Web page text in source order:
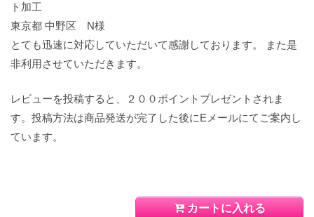
ト加工
東京都 中野区 N様
とても迅速に対応していただいて感謝しております。 また是
非利用させていただきます。
レビューを投稿すると、２００ポイントプレゼントされま
す。投稿方法は商品発送が完了した後にEメールにてご案内し
ています。
カートに入れる